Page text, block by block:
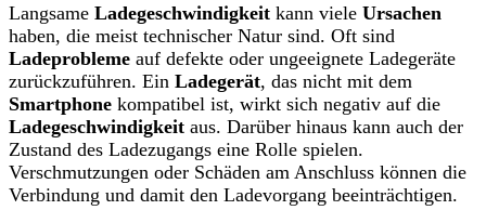
Langsame Ladegeschwindigkeit kann viele Ursachen
haben, die meist technischer Natur sind. Oft sind
Ladeprobleme auf defekte oder ungeeignete Ladegeräte
zurückzuführen. Ein Ladegerät, das nicht mit dem
Smartphone kompatibel ist, wirkt sich negativ auf die
Ladegeschwindigkeit aus. Darüber hinaus kann auch der
Zustand des Ladezugangs eine Rolle spielen.
Verschmutzungen oder Schäden am Anschluss können die
Verbindung und damit den Ladevorgang beeinträchtigen.